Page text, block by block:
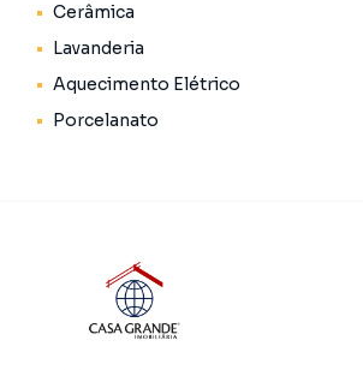
Banheiro
ÁREA EXTERNA
Garagem
📐 Terreno: 149m²
🏠 Construção: 70m²
Cerâmica
Lavanderia
Aquecimento Elétrico
Porcelanato